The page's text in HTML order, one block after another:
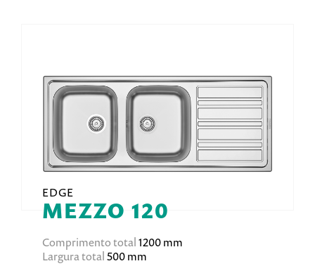
EDGE
MEZZO 120
Comprimento total1200 mm
Largura total500 mm